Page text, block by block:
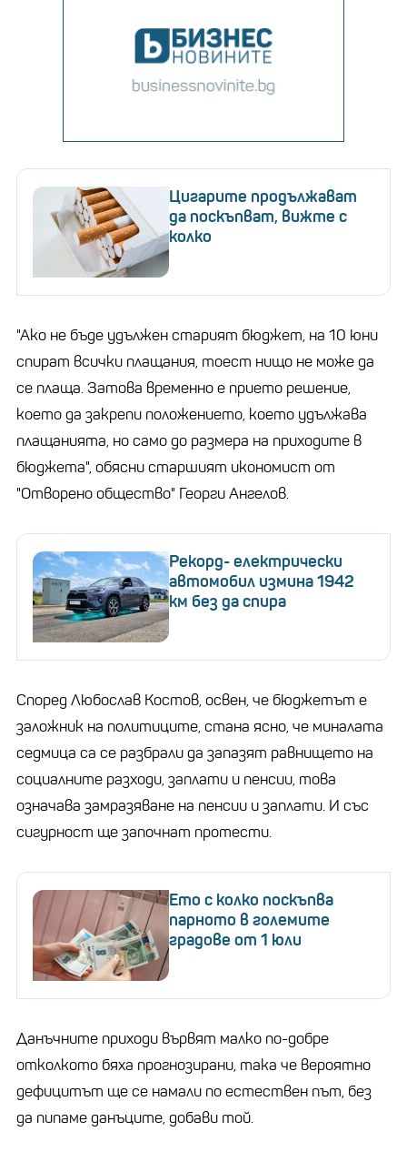
Цигарите продължават
да поскъпват, вижте с
колко
"Ако не бъде удължен старият бюджет, на 10 юни
спират всички плащания, тоест нищо не може да
се плаща. Затова временно е прието решение,
което да закрепи положението, което удължава
плащанията, но само до размера на приходите в
бюджета", обясни старшият икономист от
"Отворено общество" Георги Ангелов.
Рекорд- електрически
автомобил измина 1942
км без да спира
Според Любослав Костов, освен, че бюджетът е
заложник на политиците, стана ясно, че миналата
седмица са се разбрали да запазят равнището на
социалните разходи, заплати и пенсии, това
означава замразяване на пенсии и заплати. И със
сигурност ще започнат протести.
Ето с колко поскъпва
парното в големите
градове от 1 юли
Данъчните приходи вървят малко по-добре
отколкото бяха прогнозирани, така че вероятно
дефицитът ще се намали по естествен път, без
да пипаме данъците, добави той.